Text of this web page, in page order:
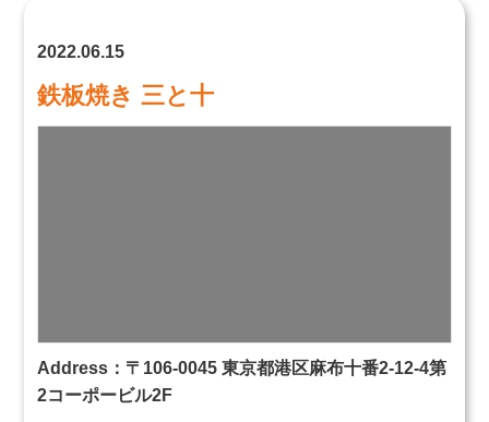
2022.06.15
鉄板焼き 三と十
Address：〒106-0045 東京都港区麻布十番2-12-4第
2コーポービル2F